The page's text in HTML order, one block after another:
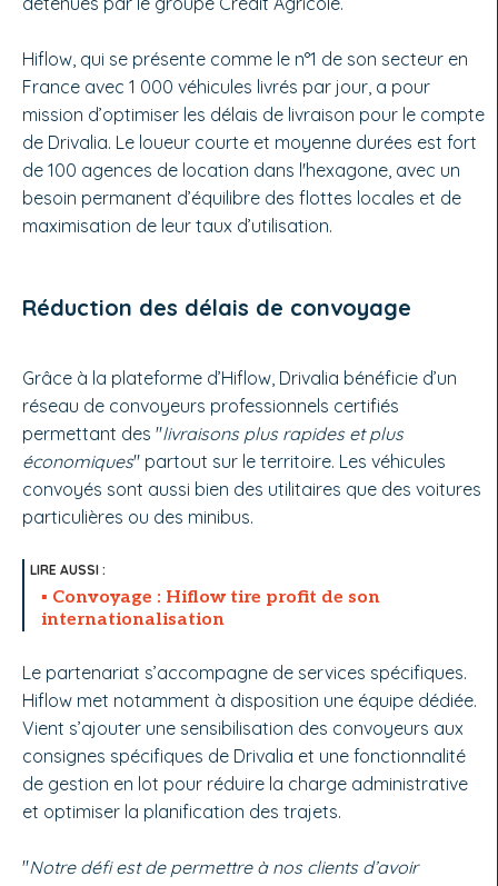
Hiflow, qui se présente comme le n°1 de son secteur en
France avec 1 000 véhicules livrés par jour, a pour
mission d’optimiser les délais de livraison pour le compte
de Drivalia. Le loueur courte et moyenne durées est fort
de 100 agences de location dans l'hexagone, avec un
besoin permanent d’équilibre des flottes locales et de
maximisation de leur taux d’utilisation.
Réduction des délais de convoyage
Grâce à la plateforme d’Hiflow, Drivalia bénéficie d’un
réseau de convoyeurs professionnels certifiés
permettant des "livraisons plus rapides et plus
économiques" partout sur le territoire. Les véhicules
convoyés sont aussi bien des utilitaires que des voitures
particulières ou des minibus.
Convoyage : Hiflow tire profit de son
internationalisation
Le partenariat s’accompagne de services spécifiques.
Hiflow met notamment à disposition une équipe dédiée.
Vient s’ajouter une sensibilisation des convoyeurs aux
consignes spécifiques de Drivalia et une fonctionnalité
de gestion en lot pour réduire la charge administrative
et optimiser la planification des trajets.
"Notre défi est de permettre à nos clients d’avoir